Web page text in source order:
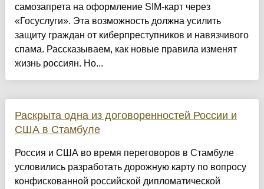
самозапрета на оформление SIM-карт через
«Госуслуги». Эта возможность должна усилить
защиту граждан от киберпреступников и навязчивого
спама. Рассказываем, как новые правила изменят
жизнь россиян. Но...
Раскрыта одна из договоренностей России и
США в Стамбуле
Россия и США во время переговоров в Стамбуле
условились разработать дорожную карту по вопросу
конфискованной российской дипломатической